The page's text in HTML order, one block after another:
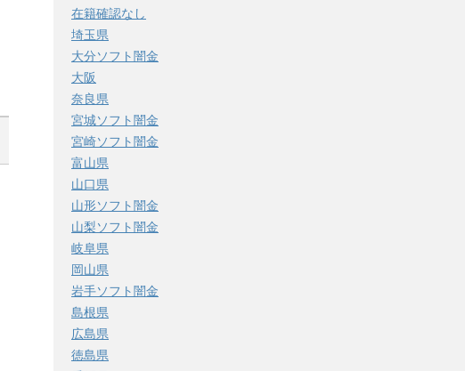
在籍確認なし
埼玉県
大分ソフト闇金
大阪
奈良県
宮城ソフト闇金
宮崎ソフト闇金
富山県
山口県
山形ソフト闇金
山梨ソフト闇金
岐阜県
岡山県
岩手ソフト闇金
島根県
広島県
徳島県